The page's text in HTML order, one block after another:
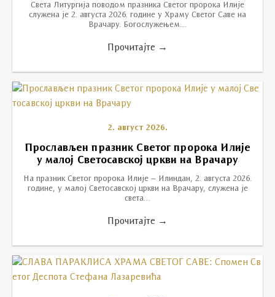
Света Литургија поводом празника Светог пророка Илије
служена је 2. августа 2026. године у Храму Светог Саве на
Врачару. Богослужењем…
Прочитајте →
2. август 2026.
Прослављен празник Светог пророка Илије
у малој Светосавској цркви на Врачару
На празник Светог пророка Илије – Илиндан, 2. августа 2026.
године, у малој Светосавској цркви на Врачару, служена је
света…
Прочитајте →